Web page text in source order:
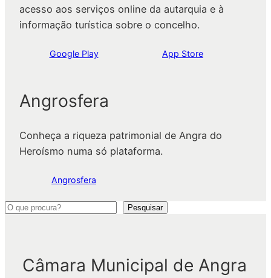
acesso aos serviços online da autarquia e à
informação turística sobre o concelho.
Google Play App Store
Angrosfera
Conheça a riqueza patrimonial de Angra do
Heroísmo numa só plataforma.
Angrosfera
P
Pesquisar
Câmara Municipal de Angra